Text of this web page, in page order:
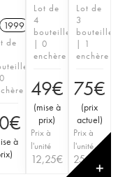
1999
de
€
à
)
Lot de
4
bouteilles
| 0
enchère
49€
(mise à
prix)
Prix à
l'unité
12,25€
Lot de
3
bouteilles
| 1
enchère
75€
(prix
actuel)
Prix à
l'unité
25€
✕